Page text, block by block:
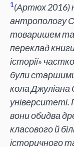
1(Артюх 2016)
антропологу
товаришем та
переклад
історії»
були
кола
університеті.
вони обидва
класового й
історичного